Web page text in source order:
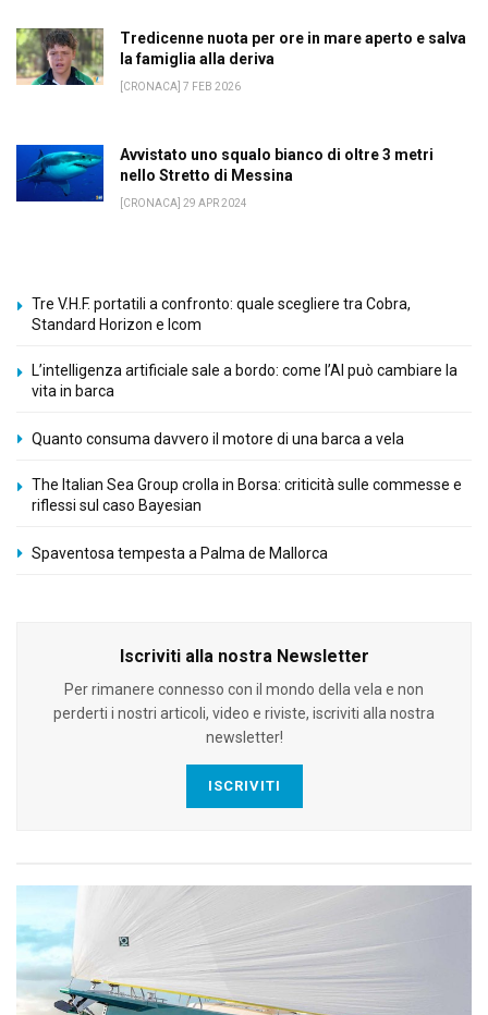
Tredicenne nuota per ore in mare aperto e salva
la famiglia alla deriva
[CRONACA] 7 FEB 2026
Avvistato uno squalo bianco di oltre 3 metri
nello Stretto di Messina
[CRONACA] 29 APR 2024
Tre V.H.F. portatili a confronto: quale scegliere tra Cobra,
Standard Horizon e Icom
L’intelligenza artificiale sale a bordo: come l’AI può cambiare la
vita in barca
Quanto consuma davvero il motore di una barca a vela
The Italian Sea Group crolla in Borsa: criticità sulle commesse e
riflessi sul caso Bayesian
Spaventosa tempesta a Palma de Mallorca
Iscriviti alla nostra Newsletter
Per rimanere connesso con il mondo della vela e non
perderti i nostri articoli, video e riviste, iscriviti alla nostra
newsletter!
ISCRIVITI